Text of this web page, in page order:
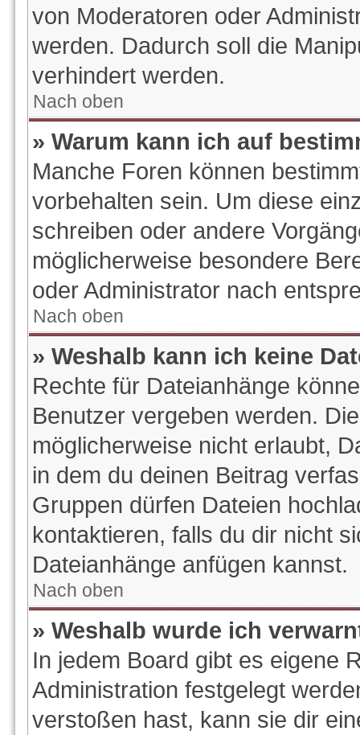
von Moderatoren oder
werden. Dadurch soll die
verhindert werden.
Nach oben
» Warum kann ich auf
Manche Foren können
vorbehalten sein. Um diese
schreiben oder andere
möglicherweise besondere
oder Administrator nach
Nach oben
» Weshalb kann ich keine
Rechte für Dateianhänge
Benutzer vergeben werden.
möglicherweise nicht erlaubt,
in dem du deinen Beitrag
Gruppen dürfen Dateien
kontaktieren, falls du dir nicht
Dateianhänge anfügen kannst.
Nach oben
» Weshalb wurde ich
In jedem Board gibt es eigene
Administration festgelegt
verstoßen hast, kann sie dir